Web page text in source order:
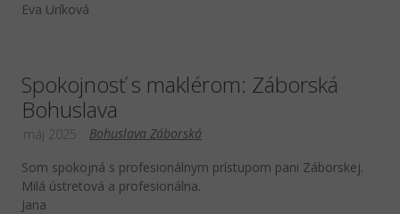
Eva Uríková
Spokojnosť s maklérom: Záborská
Bohuslava
Bohuslava Záborská
máj 2025
Som spokojná s profesionálnym prístupom pani Záborskej.
Milá ústretová a profesionálna.
Jana